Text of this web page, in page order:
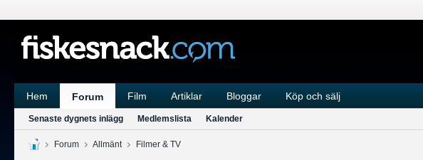
Hem Forum Film Artiklar Bloggar Köp och sälj
Senaste dygnets inlägg Medlemslista Kalender
Forum Allmänt Filmer & TV